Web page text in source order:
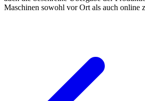
Maschinen sowohl vor Ort als auch online